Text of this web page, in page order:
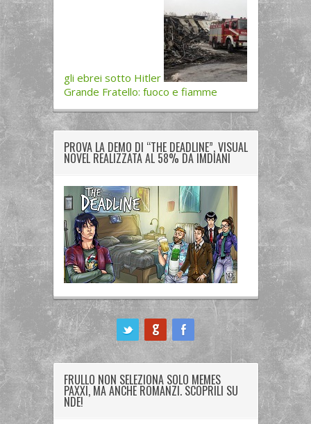
gli ebrei sotto Hitler
Grande Fratello: fuoco e fiamme
PROVA LA DEMO DI “THE DEADLINE”, VISUAL
NOVEL REALIZZATA AL 58% DA IMDIANI
FRULLO NON SELEZIONA SOLO MEMES
PAXXI, MA ANCHE ROMANZI. SCOPRILI SU
NDE!